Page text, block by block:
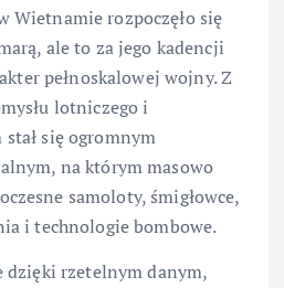
Wietnamie rozpoczęło się
ale to za jego kadencji
pełnoskalowej wojny. Z
lotniczego i
się ogromnym
na którym masowo
samoloty, śmigłowce,
i technologie bombowe.
dzięki rzetelnym danym,